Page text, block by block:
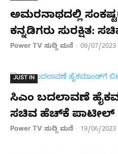
ಅಮರನಾಥದಲ್ಲಿ
ಕನ್ನಡಿಗರು ಸುರಕ್ಷಿತ:
Power TV ಸುದ್ದಿ ಮನೆ - 09/07/2023
JUST IN
ಸಿಎಂ ಬದಲಾವಣೆ
ಸಚಿವ ಹೆಚ್​ಕೆ ಪಾಟೀಲ್
Power TV ಸುದ್ದಿ ಮನೆ - 19/06/2023